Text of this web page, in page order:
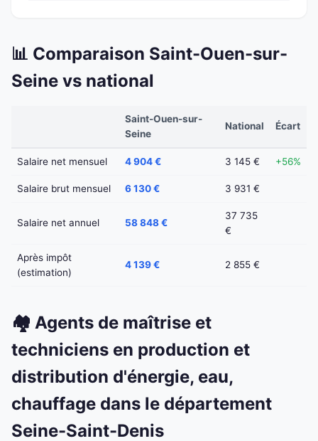
📊 Comparaison Saint-Ouen-sur-
Seine vs national
Saint-Ouen-sur-
Seine
National Écart
Salaire net mensuel 4 904 € 3 145 € +56%
Salaire brut mensuel 6 130 € 3 931 €
Salaire net annuel 58 848 €
37 735
€
Après impôt
(estimation)
4 139 € 2 855 €
🏘️ Agents de maîtrise et
techniciens en production et
distribution d'énergie, eau,
chauffage dans le département
Seine-Saint-Denis